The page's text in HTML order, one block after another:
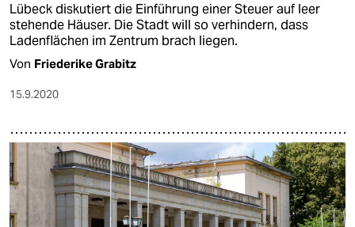
Lübeck diskutiert die Einführung einer Steuer auf leer
stehende Häuser. Die Stadt will so verhindern, dass
Ladenflächen im Zentrum brach liegen.
Von Friederike Grabitz
15.9.2020